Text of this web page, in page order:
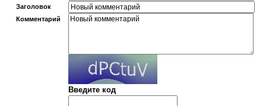
Заголовок
Комментарий
Введите код